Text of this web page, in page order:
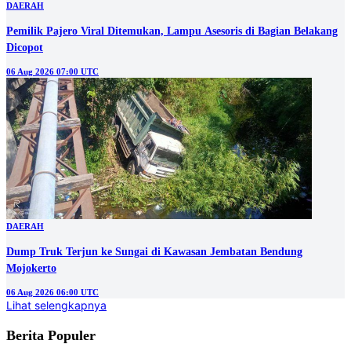
DAERAH
Pemilik Pajero Viral Ditemukan, Lampu Asesoris di Bagian Belakang
Dicopot
06 Aug 2026 07:00 UTC
DAERAH
Dump Truk Terjun ke Sungai di Kawasan Jembatan Bendung
Mojokerto
06 Aug 2026 06:00 UTC
Lihat selengkapnya
Berita Populer